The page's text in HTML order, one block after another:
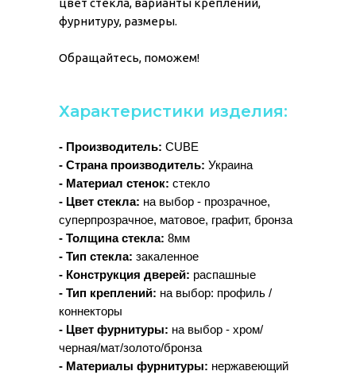
Характеристики изделия:
- Производитель: CUBE
- Страна производитель: Украина
- Материал стенок: стекло
- Цвет стекла: на выбор - прозрачное,
суперпрозрачное, матовое, графит, бронза
- Толщина стекла: 8мм
- Тип стекла: закаленное
- Конструкция дверей: распашные
- Тип креплений: на выбор: профиль /
коннекторы
- Цвет фурнитуры: на выбор - хром/
черная/мат/золото/бронза
- Материалы фурнитуры: нержавеющий
цвет стекла, варианты креплений,
фурнитуру, размеры.
Обращайтесь, поможем!